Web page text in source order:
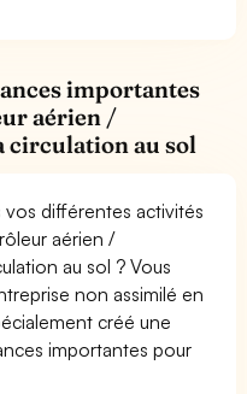
importantes
aérien /
circulation au sol
vos différentes activités
aérien /
au sol ? Vous
non assimilé en
créé une
importantes pour